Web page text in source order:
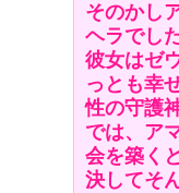
そのかし
ヘラでし
彼女はゼ
っとも幸
性の守護
では、ア
会を築く
決してそ